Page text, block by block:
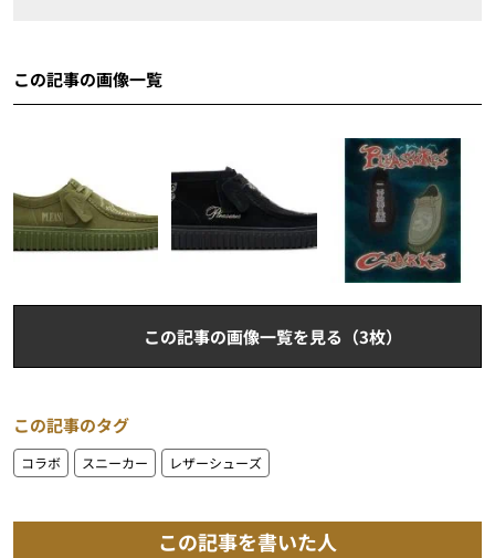
この記事の画像一覧
この記事の画像一覧を見る（3枚）
この記事のタグ
コラボ スニーカー レザーシューズ
この記事を書いた人